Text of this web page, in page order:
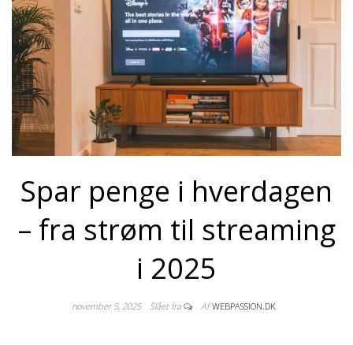
Spar penge i hverdagen
– fra strøm til streaming
i 2025
november 5, 2025 Slået fra Af WEBPASSION.DK